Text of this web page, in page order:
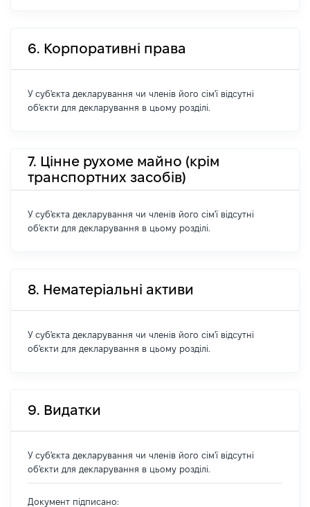
6. Корпоративні права
У суб'єкта декларування чи членів його сім'ї відсутні
об'єкти для декларування в цьому розділі.
7. Цінне рухоме майно (крім
транспортних засобів)
У суб'єкта декларування чи членів його сім'ї відсутні
об'єкти для декларування в цьому розділі.
8. Нематеріальні активи
У суб'єкта декларування чи членів його сім'ї відсутні
об'єкти для декларування в цьому розділі.
9. Видатки
У суб'єкта декларування чи членів його сім'ї відсутні
об'єкти для декларування в цьому розділі.
Документ підписано: